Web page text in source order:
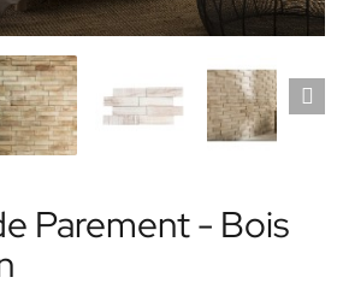
Parement - Bois